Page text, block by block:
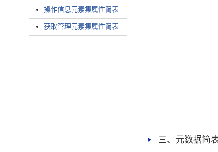
操作信息元素集属性简表
获取管理元素集属性简表
三、元数据简